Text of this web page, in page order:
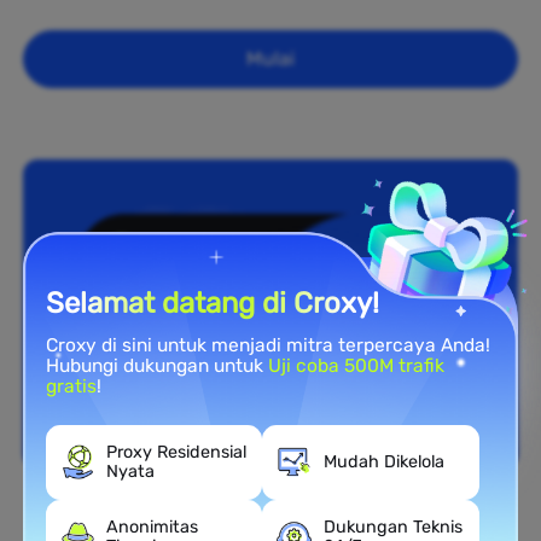
Mulai
Cakupan Nasional
Selamat datang di Croxy!
Croxy di sini untuk menjadi mitra terpercaya Anda!
Hubungi dukungan untuk Uji coba 500M trafik
gratis!
Proxy Residensial
Nyata
Mudah Dikelola
Anonimitas
Dukungan Teknis